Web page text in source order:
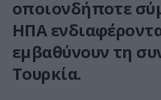
οποιονδήποτε
ΗΠΑ
εμβαθύνουν τη
Τουρκία.